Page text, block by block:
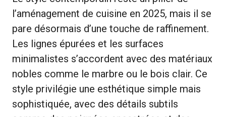
l’aménagement de cuisine en 2025, mais il se
pare désormais d’une touche de raffinement.
Les lignes épurées et les surfaces
minimalistes s’accordent avec des matériaux
nobles comme le marbre ou le bois clair. Ce
style privilégie une esthétique simple mais
sophistiquée, avec des détails subtils